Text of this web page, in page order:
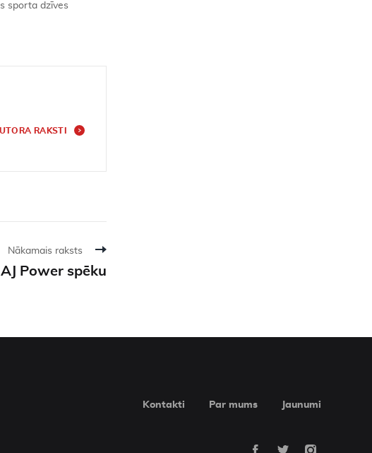
sporta dzīves
RAKSTI
Nākamais raksts
Power spēku
Kontakti Par mums Jaunumi